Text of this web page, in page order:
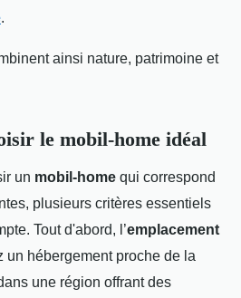
.
ainsi nature, patrimoine et
le mobil-home idéal
un mobil-home qui correspond
plusieurs critères essentiels
Tout d'abord, l’emplacement
un hébergement proche de la
une région offrant des